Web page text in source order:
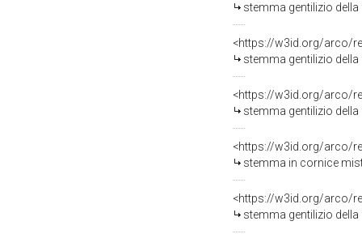
stemma gentilizio
<https://w3id.org/arco/
stemma gentilizio
<https://w3id.org/arco/
stemma gentilizio
<https://w3id.org/arco/
stemma in cornice
<https://w3id.org/arco/
stemma gentilizio